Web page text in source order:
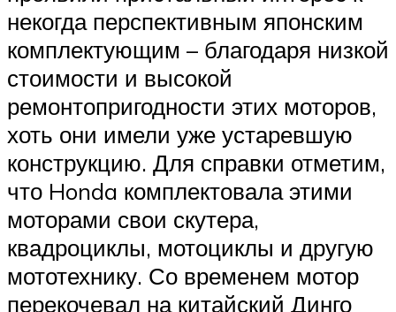
некогда перспективным японским
комплектующим – благодаря низкой
стоимости и высокой
ремонтопригодности этих моторов,
хоть они имели уже устаревшую
конструкцию. Для справки отметим,
что Honda комплектовала этими
моторами свои скутера,
квадроциклы, мотоциклы и другую
мототехнику. Со временем мотор
перекочевал на китайский Динго